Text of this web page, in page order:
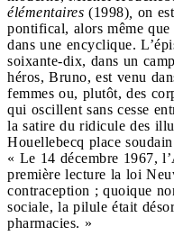
élémentaires (1998) on
pontifical, alors même
dans une encyclique.
soixante-dix, dans un
héros, Bruno, est venu
femmes ou, plutôt, des
qui oscillent sans cesse
la satire du ridicule des
Houellebecq place
« Le 14 décembre 1967,
première lecture la loi
contraception ; quoique
sociale, la pilule était
pharmacies. »